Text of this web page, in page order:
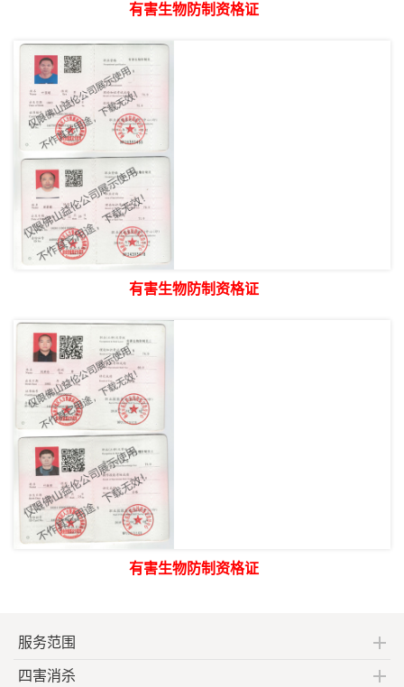
有害生物防制资格证
有害生物防制资格证
有害生物防制资格证
服务范围
四害消杀